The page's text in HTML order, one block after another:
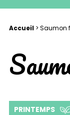
Accueil> Saumon
PRINTEMPS